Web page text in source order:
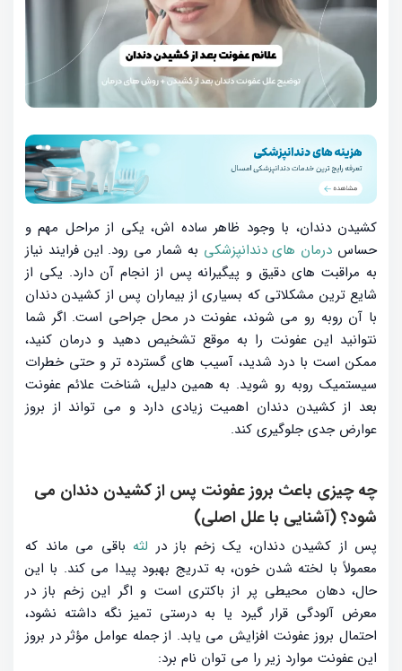
کشیدن دندان، با وجود ظاهر ساده اش، یکی از مراحل مهم و
حساس درمان های دندانپزشکی به شمار می رود. این فرایند نیاز
به مراقبت های دقیق و پیگیرانه پس از انجام آن دارد. یکی از
شایع ترین مشکلاتی که بسیاری از بیماران پس از کشیدن دندان
با آن روبه رو می شوند، عفونت در محل جراحی است. اگر شما
نتوانید این عفونت را به موقع تشخیص دهید و درمان کنید،
ممکن است با درد شدید، آسیب های گسترده تر و حتی خطرات
سیستمیک روبه رو شوید. به همین دلیل، شناخت علائم عفونت
بعد از کشیدن دندان اهمیت زیادی دارد و می تواند از بروز
عوارض جدی جلوگیری کند.
چه چیزی باعث بروز عفونت پس از کشیدن دندان می
شود؟ (آشنایی با علل اصلی)
پس از کشیدن دندان، یک زخم باز در لثه باقی می ماند که
معمولاً با لخته شدن خون، به تدریج بهبود پیدا می کند. با این
حال، دهان محیطی پر از باکتری است و اگر این زخم باز در
معرض آلودگی قرار گیرد یا به درستی تمیز نگه داشته نشود،
احتمال بروز عفونت افزایش می یابد. از جمله عوامل مؤثر در بروز
این عفونت موارد زیر را می توان نام برد: